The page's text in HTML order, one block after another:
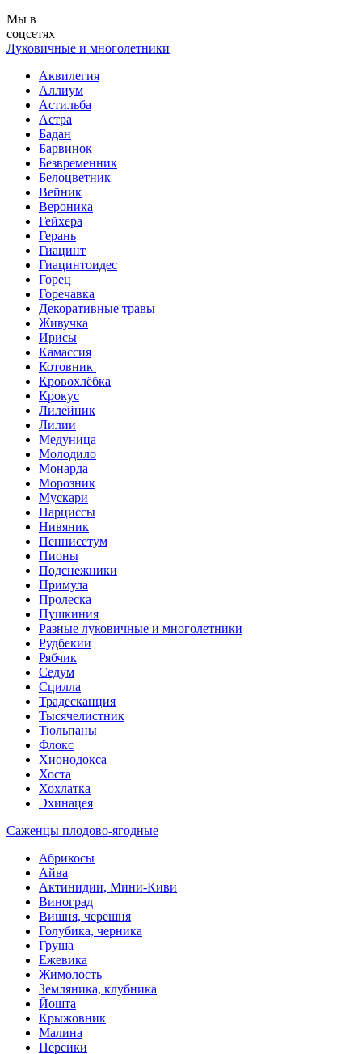
Мы в
соцсетях
Луковичные и многолетники
Аквилегия
Аллиум
Астильба
Астра
Бадан
Барвинок
Безвременник
Белоцветник
Вейник
Вероника
Гейхера
Герань
Гиацинт
Гиацинтоидес
Горец
Горечавка
Декоративные травы
Живучка
Ирисы
Камассия
Котовник
Кровохлёбка
Крокус
Лилейник
Лилии
Медуница
Молодило
Монарда
Морозник
Мускари
Нарциссы
Нивяник
Пеннисетум
Пионы
Подснежники
Примула
Пролеска
Пушкиния
Разные луковичные и многолетники
Рудбекии
Рябчик
Седум
Сцилла
Традесканция
Тысячелистник
Тюльпаны
Флокс
Хионодокса
Хоста
Хохлатка
Эхинацея
Саженцы плодово-ягодные
Абрикосы
Айва
Актинидии, Мини-Киви
Виноград
Вишня, черешня
Голубика, черника
Груша
Ежевика
Жимолость
Земляника, клубника
Йошта
Крыжовник
Малина
Персики